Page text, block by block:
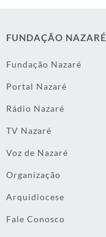
FUNDAÇÃO NAZARÉ
Fundação Nazaré
Portal Nazaré
Rádio Nazaré
TV Nazaré
Voz de Nazaré
Organização
Arquidiocese
Fale Conosco